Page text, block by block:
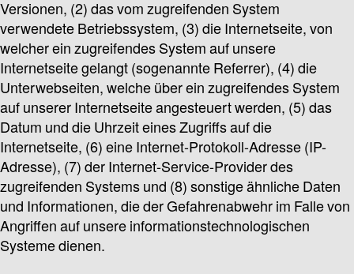
Versionen, (2) das vom zugreifenden System
verwendete Betriebssystem, (3) die Internetseite, von
welcher ein zugreifendes System auf unsere
Internetseite gelangt (sogenannte Referrer), (4) die
Unterwebseiten, welche über ein zugreifendes System
auf unserer Internetseite angesteuert werden, (5) das
Datum und die Uhrzeit eines Zugriffs auf die
Internetseite, (6) eine Internet-Protokoll-Adresse (IP-
Adresse), (7) der Internet-Service-Provider des
zugreifenden Systems und (8) sonstige ähnliche Daten
und Informationen, die der Gefahrenabwehr im Falle von
Angriffen auf unsere informationstechnologischen
Systeme dienen.